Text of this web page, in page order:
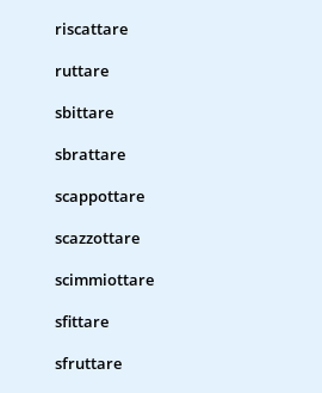
riscattare
ruttare
sbittare
sbrattare
scappottare
scazzottare
scimmiottare
sfittare
sfruttare